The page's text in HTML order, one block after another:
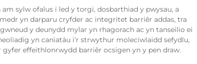
sylw ofalus i led y torgi, dosbarthiad y pwysau, a
yn darparu cryfder ac integritet barriêr addas, tra
y deunydd mylar yn rhagorach ac yn tanseilio ei
yn caniatáu i'r strwythur moleciwlaidd sefydlu,
effeithlonrwydd barriêr ocsigen yn y pen draw.